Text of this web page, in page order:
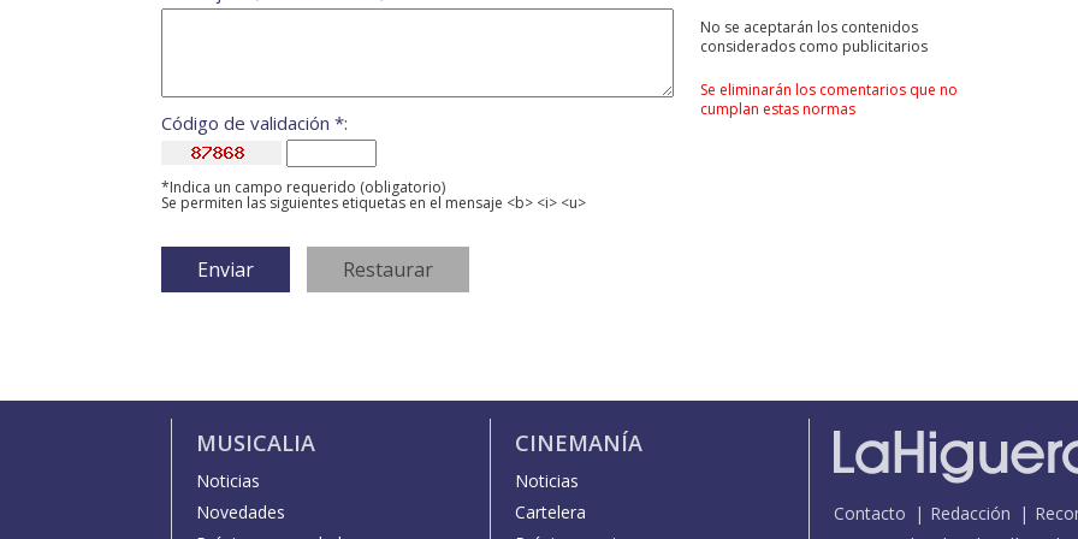
No se aceptarán los contenidos
considerados como publicitarios
Se eliminarán los comentarios que no
cumplan estas normas
Código de validación *:
*Indica un campo requerido (obligatorio)
Se permiten las siguientes etiquetas en el mensaje <b> <i> <u>
MUSICALIA
Noticias
Novedades
CINEMANÍA
Noticias
Cartelera
Contacto Redacción